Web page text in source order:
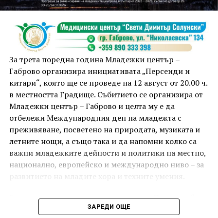
от FitLab ще се погрижи за добрия тонус с групова
тренировка от 19.00 ч., а след това ще има мозъчна
атака с куиз вечер за обща култура. Вечерта ще
приключи с прожекция на новия български
комедиен филм „Брънч за начинаещи“ – в парка,
под звездното дряновско небе.
За трета поредна година Младежки център –
Габрово организира инициативата „Персеиди и
китари“, която ще се проведе на 12 август от 20.00 ч.
в местността Градище. Събитието се организира от
Младежки център – Габрово и целта му е да
отбележи Международния ден на младежта с
преживяване, посветено на природата, музиката и
летните нощи, а също така и да напомни колко са
важни младежките дейности и политики на местно,
национално, европейско и международно ниво – за
Вечерта е в пика на метеорния поток „Персеиди“ –
едно от най-красивите и очаквани астрономически
ЗАРЕДИ ОЩЕ